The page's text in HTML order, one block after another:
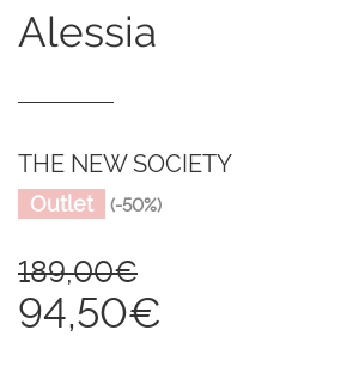
alessia
THE NEW SOCIETY
Outlet (-50%)
189,00€
94,50€